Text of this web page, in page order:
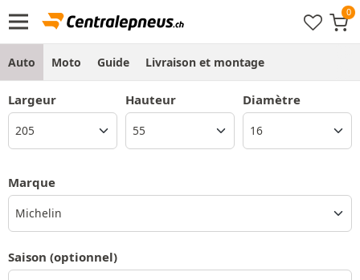
Auto Moto Guide Livraison et montage
Largeur Hauteur Diamètre
Marque
Michelin
Saison (optionnel)